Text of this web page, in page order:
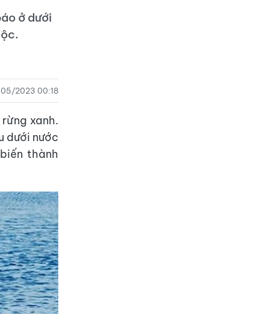
ở dưới
2023 00:18
xanh.
dưới nước
thành